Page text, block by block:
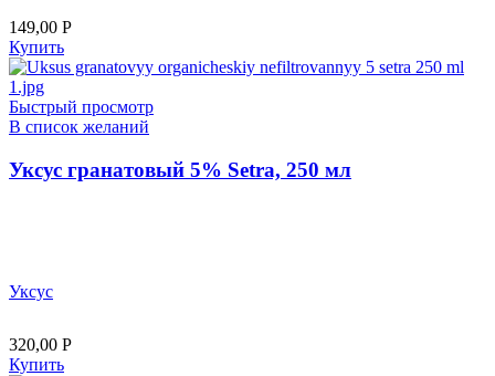
149,00 Р
Купить
Быстрый просмотр
В список желаний
Уксус гранатовый 5% Setra, 250 мл
Уксус
320,00 Р
Купить